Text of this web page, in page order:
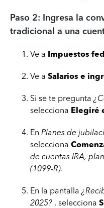
Paso 2: Ingresa la
tradicional a una
Ve a Impuestos
Ve a Salarios e
Si se te pregunta
selecciona Elegiré
En Planes de
selecciona
de cuentas IRA,
(1099-R).
En la pantalla
2025? , selecciona